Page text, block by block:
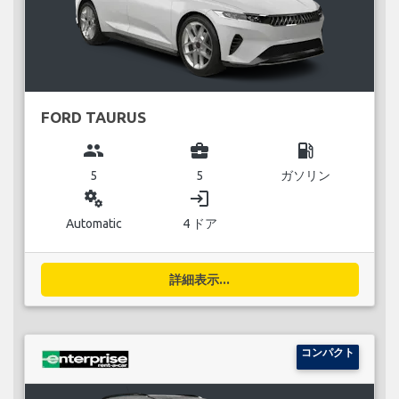
FORD TAURUS
group
5
business_center
5
local_gas_station
ガソリン
miscellaneous_services
Automatic
login
4 ドア
詳細表示...
コンパクト